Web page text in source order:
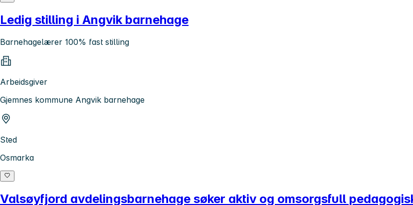
Ledig stilling i Angvik barnehage
Barnehagelærer 100% fast stilling
Arbeidsgiver
Gjemnes kommune Angvik barnehage
Sted
Osmarka
Valsøyfjord avdelingsbarnehage søker aktiv og omsorgsfull